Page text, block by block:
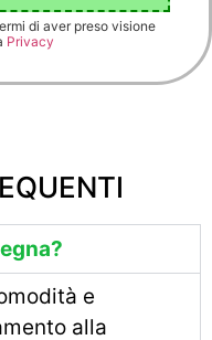
di aver preso visione
Privacy
e
alla